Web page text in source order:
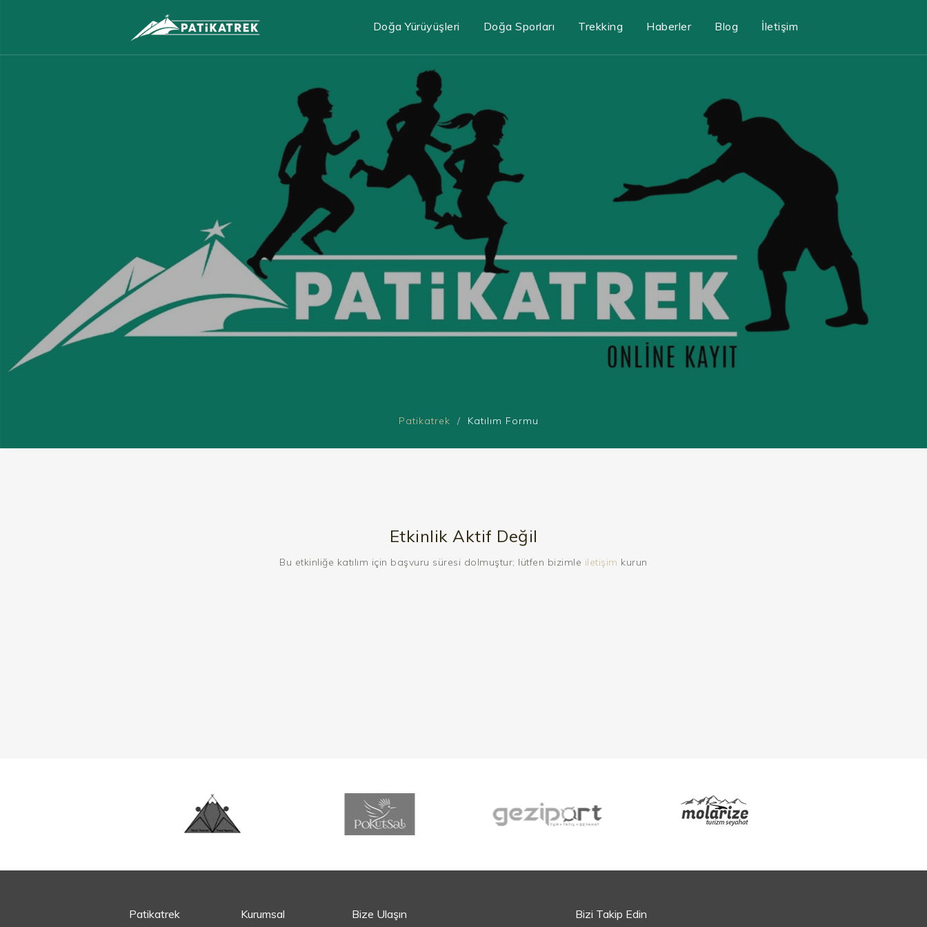
Doğa Yürüyüşleri Doğa Sporları Trekking Haberler Blog İletişim
Patikatrek Katılım Formu
Etkinlik Aktif Değil
Bu etkinliğe katılım için başvuru süresi dolmuştur; lütfen bizimle iletişim kurun
Patikatrek Kurumsal Bize Ulaşın Bizi Takip Edin